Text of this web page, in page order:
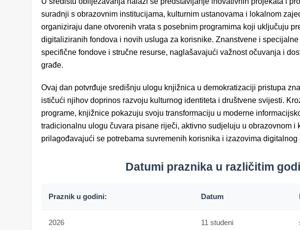
suradnji s obrazovnim institucijama, kulturnim ustanovama i lokalnom
organiziraju dane otvorenih vrata s posebnim programima koji uključuju
digitaliziranih fondova i novih usluga za korisnike. Znanstvene i
specifične fondove i stručne resurse, naglašavajući važnost očuvanja i
građe.
Ovaj dan potvrđuje središnju ulogu knjižnica u demokratizaciji pristupa
ističući njihov doprinos razvoju kulturnog identiteta i društvene svijesti.
programe, knjižnice pokazuju svoju transformaciju u moderne
tradicionalnu ulogu čuvara pisane riječi, aktivno sudjeluju u obrazovnom i
prilagođavajući se potrebama suvremenih korisnika i izazovima digitalnog
Datumi praznika u različitim
Praznik u godini: Datum
2026 11 studeni